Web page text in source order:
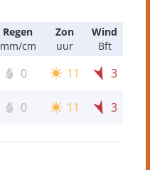
Regen
mm/cm
Zon
uur
Wind
Bft
0 11 3
0 11 3